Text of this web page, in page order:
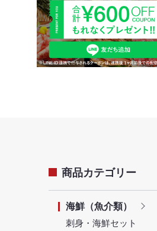
商品カテゴリー
海鮮（魚介類）
刺身・海鮮セット